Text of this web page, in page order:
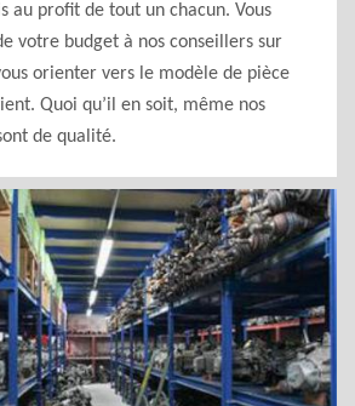
au profit de tout un chacun. Vous
votre budget à nos conseillers sur
orienter vers le modèle de pièce
Quoi qu’il en soit, même nos
de qualité.